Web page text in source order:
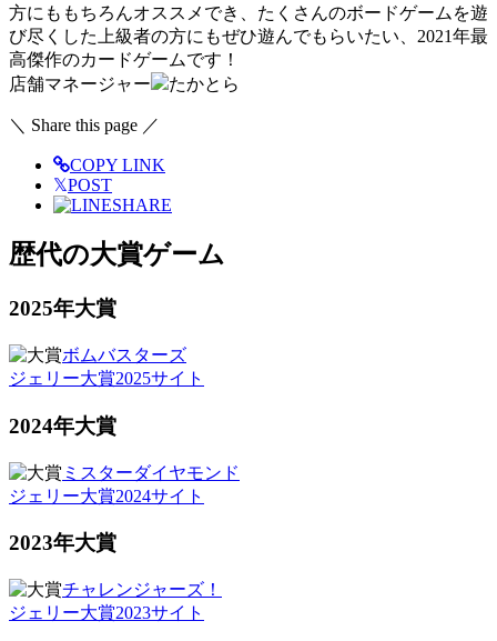
方にももちろんオススメでき、たくさんのボードゲームを遊
び尽くした上級者の方にもぜひ遊んでもらいたい、2021年最
高傑作のカードゲームです！
店舗マネージャー
たかとら
＼ Share this page ／
COPY LINK
𝕏POST
SHARE
歴代の大賞ゲーム
2025年大賞
ボムバスターズ
ジェリー大賞2025サイト
2024年大賞
ミスターダイヤモンド
ジェリー大賞2024サイト
2023年大賞
チャレンジャーズ！
ジェリー大賞2023サイト